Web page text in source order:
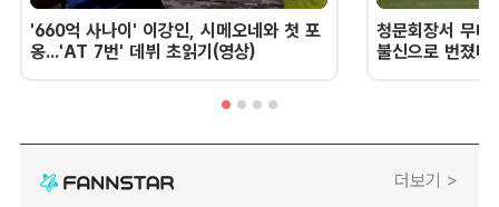
'660억 사나이' 이강인, 시메오네와 첫 포
옹...'AT 7번' 데뷔 초읽기(영상)
청문회장서 무너
불신으로 번졌
더보기 >